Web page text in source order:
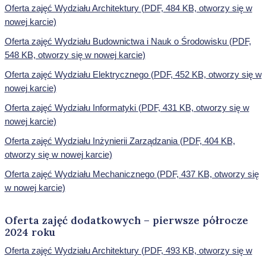
Oferta zajęć Wydziału Architektury (PDF, 484 KB, otworzy się w
nowej karcie)
Oferta zajęć Wydziału Budownictwa i Nauk o Środowisku (PDF,
548 KB, otworzy się w nowej karcie)
Oferta zajęć Wydziału Elektrycznego (PDF, 452 KB, otworzy się w
nowej karcie)
Oferta zajęć Wydziału Informatyki (PDF, 431 KB, otworzy się w
nowej karcie)
Oferta zajęć Wydziału Inżynierii Zarządzania (PDF, 404 KB,
otworzy się w nowej karcie)
Oferta zajęć Wydziału Mechanicznego (PDF, 437 KB, otworzy się
w nowej karcie)
Oferta zajęć dodatkowych – pierwsze półrocze
2024 roku
Oferta zajęć Wydziału Architektury (PDF, 493 KB, otworzy się w